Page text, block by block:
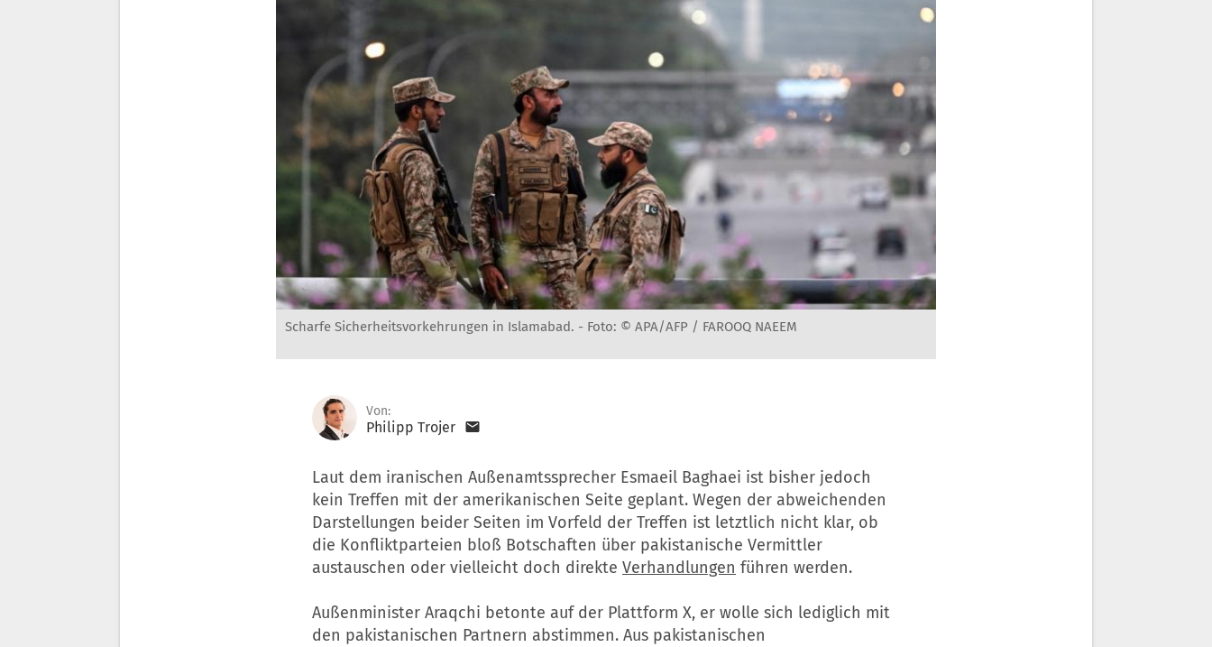
Scharfe Sicherheitsvorkehrungen in Islamabad. - Foto: © APA/AFP / FAROOQ NAEEM
Von:
Philipp Trojer
Laut dem iranischen Außenamtssprecher Esmaeil Baghaei ist bisher jedoch
kein Treffen mit der amerikanischen Seite geplant. Wegen der abweichenden
Darstellungen beider Seiten im Vorfeld der Treffen ist letztlich nicht klar, ob
die Konfliktparteien bloß Botschaften über pakistanische Vermittler
austauschen oder vielleicht doch direkte Verhandlungen führen werden.
Außenminister Araqchi betonte auf der Plattform X, er wolle sich lediglich mit
den pakistanischen Partnern abstimmen. Aus pakistanischen